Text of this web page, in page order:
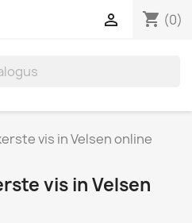
shopping_cart (0)

vis in Velsen online
vis in Velsen